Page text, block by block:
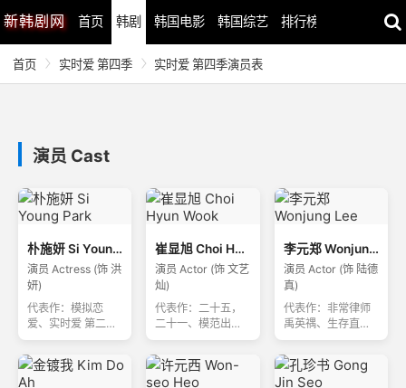
新韩剧网 首页 韩剧 韩国电影 韩国综艺 排行榜
首页 实时爱 第四季 实时爱 第四季演员表
演员 Cast
朴施妍 Si Young Park
演员 Actress (饰 洪
妍)
代表作：模拟恋
爱、实时爱 第二
季、实时爱
崔显旭 Choi Hyun Wook
演员 Actor (饰 文艺
灿)
代表作：二十五，
二十一、模范出租
车、闪烁的西瓜
李元郑 Wonjung Lee
演员 Actor (饰 陆德
真)
代表作：非常律师
禹英禑、生存直
播、偶然遇见的你